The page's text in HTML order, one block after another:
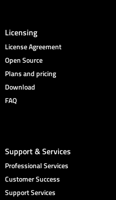
Licensing
License Agreement
Open Source
Plans and pricing
Download
FAQ
Support & Services
Professional Services
Customer Success
Support Services